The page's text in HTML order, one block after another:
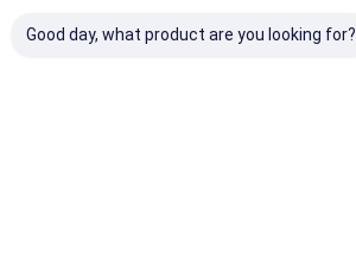
Good day, what product are you looking for?